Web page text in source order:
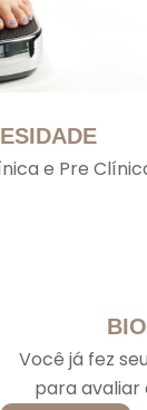
e Pre
Você já fez
para avaliar